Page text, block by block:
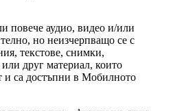
повече аудио, видео и/или
но неизчерпващо се с
текстове, снимки,
друг материал, които
и са достъпни в Мобилното